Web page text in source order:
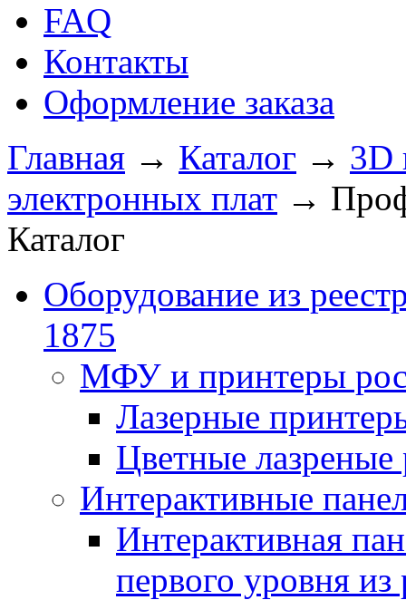
FAQ
Контакты
Оформление заказа
Главная → Каталог → 3D
электронных плат →
Каталог
Оборудование из
1875
МФУ и принтеры
Лазерные
Цветные
Интерактивные
Интерактивная
первого уровня